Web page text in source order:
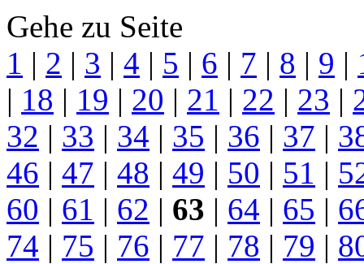
Gehe zu Seite
1 | 2 | 3 | 4 | 5 | 6 | 7 | 8 | 9 |
| 18 | 19 | 20 | 21 | 22 | 23 |
32 | 33 | 34 | 35 | 36 | 37 |
46 | 47 | 48 | 49 | 50 | 51 |
60 | 61 | 62 | 63 | 64 | 65 |
74 | 75 | 76 | 77 | 78 | 79 |